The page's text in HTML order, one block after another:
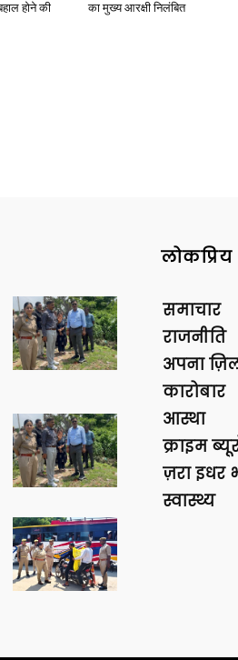
होने की
का मुख्य आरक्षी निलंबित
लोकप्रिय
समाचार
राजनीति
अपना
कारोबार
आस्था
क्राइम
ज़रा इधर
स्वास्थ्य